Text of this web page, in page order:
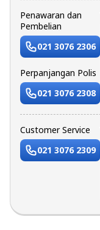
Penawaran dan
Pembelian
021 3076 2306
Perpanjangan Polis
021 3076 2308
Customer Service
021 3076 2309